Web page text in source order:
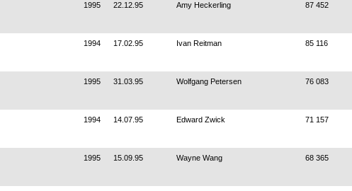
1995 22.12.95 Amy Heckerling 87 452
1994 17.02.95 Ivan Reitman 85 116
1995 31.03.95 Wolfgang Petersen 76 083
1994 14.07.95 Edward Zwick 71 157
1995 15.09.95 Wayne Wang 68 365